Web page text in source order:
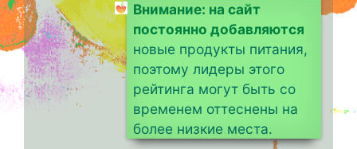
Внимание: на сайт
постоянно добавляются
новые продукты питания,
поэтому лидеры этого
рейтинга могут быть со
временем оттеснены на
более низкие места.